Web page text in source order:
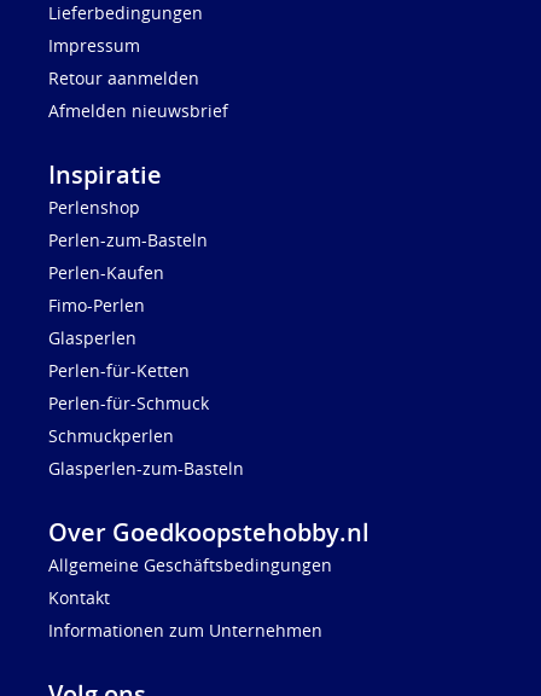
Lieferbedingungen
Impressum
Retour aanmelden
Afmelden nieuwsbrief
Inspiratie
Perlenshop
Perlen-zum-Basteln
Perlen-Kaufen
Fimo-Perlen
Glasperlen
Perlen-für-Ketten
Perlen-für-Schmuck
Schmuckperlen
Glasperlen-zum-Basteln
Over Goedkoopstehobby.nl
Allgemeine Geschäftsbedingungen
Kontakt
Informationen zum Unternehmen